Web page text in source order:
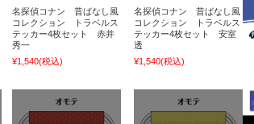
名探偵コナン 昔ばなし風
コレクション トラベルス
テッカー4枚セット 赤井
秀一
¥1,540(税込)
名探偵コナン 昔ばなし風
コレクション トラベルス
テッカー4枚セット 安室
透
¥1,540(税込)